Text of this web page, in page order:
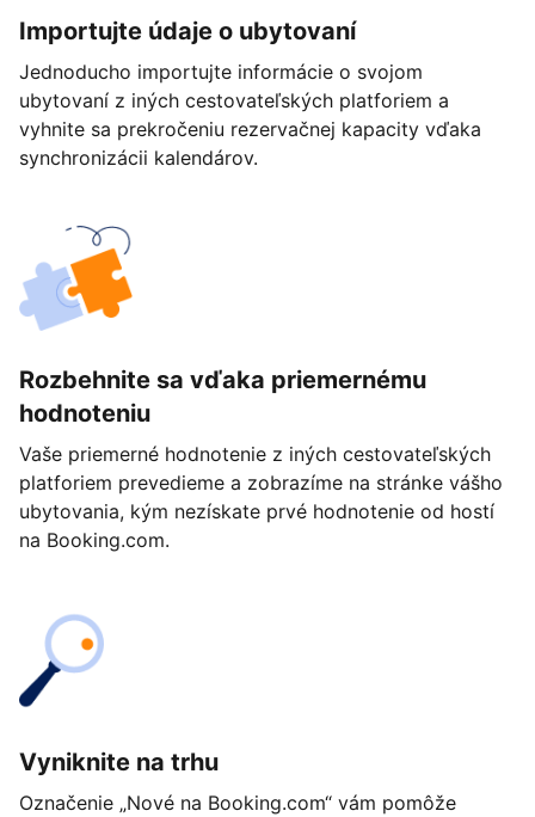
Importujte údaje o ubytovaní
Jednoducho importujte informácie o svojom
ubytovaní z iných cestovateľských platforiem a
vyhnite sa prekročeniu rezervačnej kapacity vďaka
synchronizácii kalendárov.
Rozbehnite sa vďaka priemernému
hodnoteniu
Vaše priemerné hodnotenie z iných cestovateľských
platforiem prevedieme a zobrazíme na stránke vášho
ubytovania, kým nezískate prvé hodnotenie od hostí
na Booking.com.
Vyniknite na trhu
Označenie „Nové na Booking.com“ vám pomôže